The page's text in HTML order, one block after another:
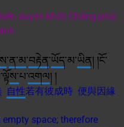
duyên khởi| Chẳng phải
་ན་མ་བརྟེན་ཡོད་མ་ཡིན། །ངོ་
ས་པ་འགལ། །
自性若有彼成時 便與因緣
space; therefore